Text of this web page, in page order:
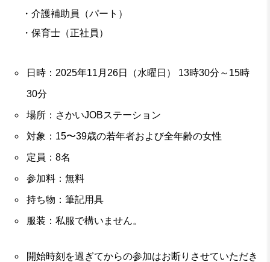
・介護補助員（パート）
・保育士（正社員）
日時：2025年11月26日（水曜日） 13時30分～15時
30分
場所：さかいJOBステーション
対象：15〜39歳の若年者および全年齢の女性
定員：8名
参加料：無料
持ち物：筆記用具
服装：私服で構いません。
開始時刻を過ぎてからの参加はお断りさせていただき